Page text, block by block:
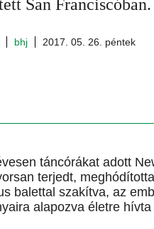
San Franciscóban.
bhj 2017. 05. 26. péntek
táncórákat adott
terjedt,
balettal szakítva, az
alapozva életre